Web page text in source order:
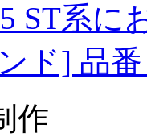
ST系
ド] 品番
作